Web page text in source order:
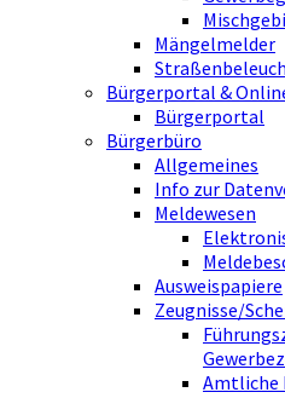
Mängelmelder
Bürgerportal &
Bürgerportal
Bürgerbüro
Allgemeines
Info zur
Meldewesen
Ausweispapiere
Zeugnisse/
Amtliche